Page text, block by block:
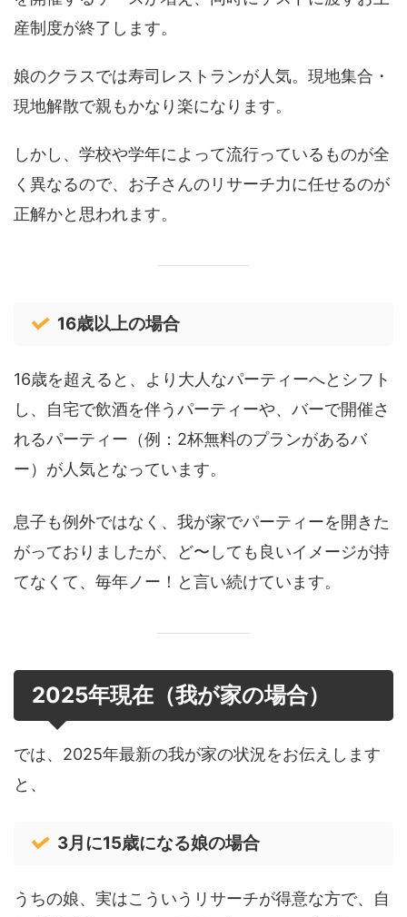
産制度が終了します。
娘のクラスでは寿司レストランが人気。現地集合・
現地解散で親もかなり楽になります。
しかし、学校や学年によって流行っているものが全
く異なるので、お子さんのリサーチ力に任せるのが
正解かと思われます。
16歳以上の場合
16歳を超えると、より大人なパーティーへとシフト
し、自宅で飲酒を伴うパーティーや、バーで開催さ
れるパーティー（例：2杯無料のプランがあるバ
ー）が人気となっています。
息子も例外ではなく、我が家でパーティーを開きた
がっておりましたが、ど〜しても良いイメージが持
てなくて、毎年ノー！と言い続けています。
2025年現在（我が家の場合）
では、2025年最新の我が家の状況をお伝えします
と、
3月に15歳になる娘の場合
うちの娘、実はこういうリサーチが得意な方で、自